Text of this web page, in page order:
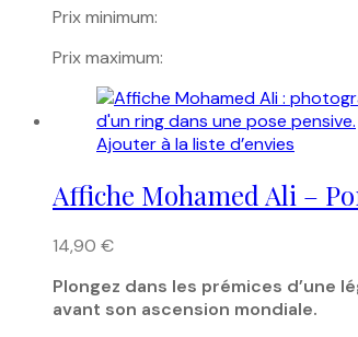
Prix minimum:
Prix maximum:
Ajouter à la liste d’envies
Affiche Mohamed Ali –
14,90 €
Plongez dans les prémices d’une
avant son ascension mondiale.